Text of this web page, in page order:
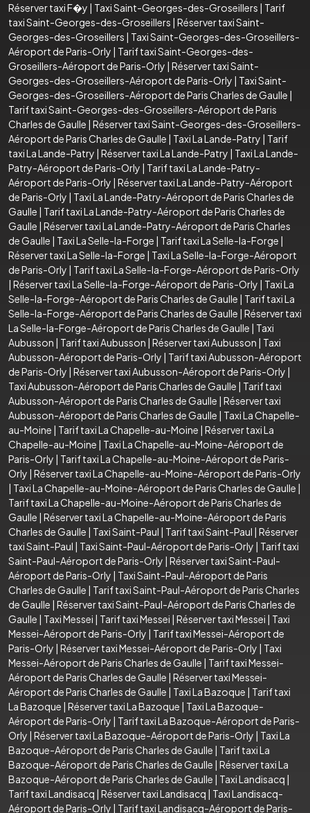
Réserver taxi F�y | Taxi Saint-Georges-des-Groseillers | Tarif
taxi Saint-Georges-des-Groseillers | Réserver taxi Saint-
Georges-des-Groseillers | Taxi Saint-Georges-des-Groseillers-
Aéroport de Paris-Orly | Tarif taxi Saint-Georges-des-
Groseillers-Aéroport de Paris-Orly | Réserver taxi Saint-
Georges-des-Groseillers-Aéroport de Paris-Orly | Taxi Saint-
Georges-des-Groseillers-Aéroport de Paris Charles de Gaulle |
Tarif taxi Saint-Georges-des-Groseillers-Aéroport de Paris
Charles de Gaulle | Réserver taxi Saint-Georges-des-Groseillers-
Aéroport de Paris Charles de Gaulle | Taxi La Lande-Patry | Tarif
taxi La Lande-Patry | Réserver taxi La Lande-Patry | Taxi La Lande-
Patry-Aéroport de Paris-Orly | Tarif taxi La Lande-Patry-
Aéroport de Paris-Orly | Réserver taxi La Lande-Patry-Aéroport
de Paris-Orly | Taxi La Lande-Patry-Aéroport de Paris Charles de
Gaulle | Tarif taxi La Lande-Patry-Aéroport de Paris Charles de
Gaulle | Réserver taxi La Lande-Patry-Aéroport de Paris Charles
de Gaulle | Taxi La Selle-la-Forge | Tarif taxi La Selle-la-Forge |
Réserver taxi La Selle-la-Forge | Taxi La Selle-la-Forge-Aéroport
de Paris-Orly | Tarif taxi La Selle-la-Forge-Aéroport de Paris-Orly
| Réserver taxi La Selle-la-Forge-Aéroport de Paris-Orly | Taxi La
Selle-la-Forge-Aéroport de Paris Charles de Gaulle | Tarif taxi La
Selle-la-Forge-Aéroport de Paris Charles de Gaulle | Réserver taxi
La Selle-la-Forge-Aéroport de Paris Charles de Gaulle | Taxi
Aubusson | Tarif taxi Aubusson | Réserver taxi Aubusson | Taxi
Aubusson-Aéroport de Paris-Orly | Tarif taxi Aubusson-Aéroport
de Paris-Orly | Réserver taxi Aubusson-Aéroport de Paris-Orly |
Taxi Aubusson-Aéroport de Paris Charles de Gaulle | Tarif taxi
Aubusson-Aéroport de Paris Charles de Gaulle | Réserver taxi
Aubusson-Aéroport de Paris Charles de Gaulle | Taxi La Chapelle-
au-Moine | Tarif taxi La Chapelle-au-Moine | Réserver taxi La
Chapelle-au-Moine | Taxi La Chapelle-au-Moine-Aéroport de
Paris-Orly | Tarif taxi La Chapelle-au-Moine-Aéroport de Paris-
Orly | Réserver taxi La Chapelle-au-Moine-Aéroport de Paris-Orly
| Taxi La Chapelle-au-Moine-Aéroport de Paris Charles de Gaulle |
Tarif taxi La Chapelle-au-Moine-Aéroport de Paris Charles de
Gaulle | Réserver taxi La Chapelle-au-Moine-Aéroport de Paris
Charles de Gaulle | Taxi Saint-Paul | Tarif taxi Saint-Paul | Réserver
taxi Saint-Paul | Taxi Saint-Paul-Aéroport de Paris-Orly | Tarif taxi
Saint-Paul-Aéroport de Paris-Orly | Réserver taxi Saint-Paul-
Aéroport de Paris-Orly | Taxi Saint-Paul-Aéroport de Paris
Charles de Gaulle | Tarif taxi Saint-Paul-Aéroport de Paris Charles
de Gaulle | Réserver taxi Saint-Paul-Aéroport de Paris Charles de
Gaulle | Taxi Messei | Tarif taxi Messei | Réserver taxi Messei | Taxi
Messei-Aéroport de Paris-Orly | Tarif taxi Messei-Aéroport de
Paris-Orly | Réserver taxi Messei-Aéroport de Paris-Orly | Taxi
Messei-Aéroport de Paris Charles de Gaulle | Tarif taxi Messei-
Aéroport de Paris Charles de Gaulle | Réserver taxi Messei-
Aéroport de Paris Charles de Gaulle | Taxi La Bazoque | Tarif taxi
La Bazoque | Réserver taxi La Bazoque | Taxi La Bazoque-
Aéroport de Paris-Orly | Tarif taxi La Bazoque-Aéroport de Paris-
Orly | Réserver taxi La Bazoque-Aéroport de Paris-Orly | Taxi La
Bazoque-Aéroport de Paris Charles de Gaulle | Tarif taxi La
Bazoque-Aéroport de Paris Charles de Gaulle | Réserver taxi La
Bazoque-Aéroport de Paris Charles de Gaulle | Taxi Landisacq |
Tarif taxi Landisacq | Réserver taxi Landisacq | Taxi Landisacq-
Aéroport de Paris-Orly | Tarif taxi Landisacq-Aéroport de Paris-